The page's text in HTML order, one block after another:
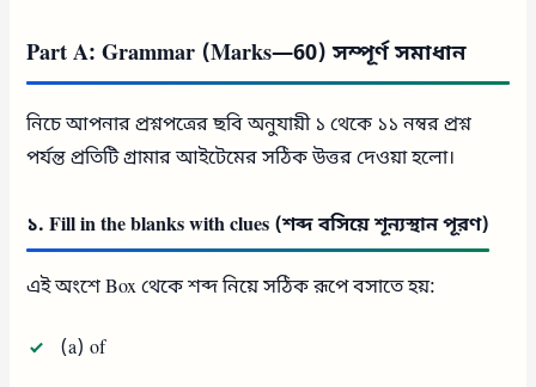
Part A: Grammar (Marks—60) সম্পূর্ণ সমাধান
নিচে আপনার প্রশ্নপত্রের ছবি অনুযায়ী ১ থেকে ১১ নম্বর প্রশ্ন
পর্যন্ত প্রতিটি গ্রামার আইটেমের সঠিক উত্তর দেওয়া হলো।
১. Fill in the blanks with clues (শব্দ বসিয়ে শূন্যস্থান পূরণ)
এই অংশে Box থেকে শব্দ নিয়ে সঠিক রূপে বসাতে হয়:
(a) of